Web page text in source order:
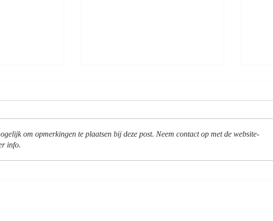
in Villa
Jávea, Costa Blanca: de
om opmerkingen te plaatsen bij deze post. Neem contact op met de website-
info.